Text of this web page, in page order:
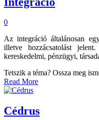
0
Az integráció általánosan
illetve hozzácsatolást
kereskedelmi, pénzügyi,
Tetszik a téma? Ossza meg
Read More
Cédrus